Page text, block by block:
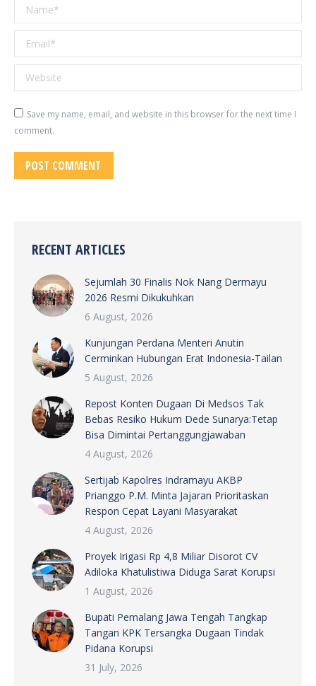
Name *
Email *
Website
Save my name, email, and website in this browser for the next time I
comment.
POST COMMENT
RECENT ARTICLES
Sejumlah 30 Finalis Nok Nang Dermayu
2026 Resmi Dikukuhkan
6 August, 2026
Kunjungan Perdana Menteri Anutin
Cerminkan Hubungan Erat Indonesia-Tailan
5 August, 2026
Repost Konten Dugaan Di Medsos Tak
Bebas Resiko Hukum Dede Sunarya:Tetap
Bisa Dimintai Pertanggungjawaban
4 August, 2026
Sertijab Kapolres Indramayu AKBP
Prianggo P.M. Minta Jajaran Prioritaskan
Respon Cepat Layani Masyarakat
4 August, 2026
Proyek Irigasi Rp 4,8 Miliar Disorot CV
Adiloka Khatulistiwa Diduga Sarat Korupsi
1 August, 2026
Bupati Pemalang Jawa Tengah Tangkap
Tangan KPK Tersangka Dugaan Tindak
Pidana Korupsi
31 July, 2026